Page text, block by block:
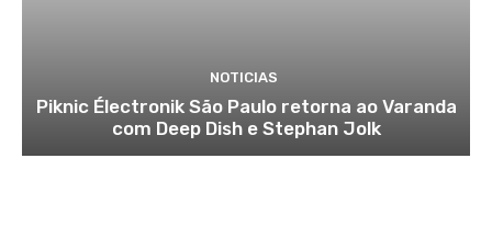
NOTICIAS
Piknic Électronik São Paulo retorna ao Varanda
com Deep Dish e Stephan Jolk